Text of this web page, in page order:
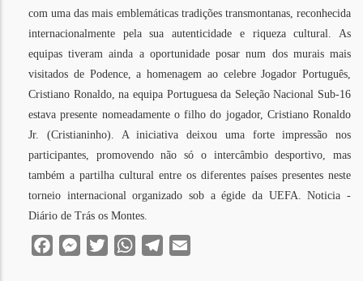
com uma das mais emblemáticas tradições transmontanas, reconhecida
internacionalmente pela sua autenticidade e riqueza cultural. As
equipas tiveram ainda a oportunidade posar num dos murais mais
visitados de Podence, a homenagem ao celebre Jogador Português,
Cristiano Ronaldo, na equipa Portuguesa da Seleção Nacional Sub-16
estava presente nomeadamente o filho do jogador, Cristiano Ronaldo
Jr. (Cristianinho). A iniciativa deixou uma forte impressão nos
participantes, promovendo não só o intercâmbio desportivo, mas
também a partilha cultural entre os diferentes países presentes neste
torneio internacional organizado sob a égide da UEFA. Noticia -
Diário de Trás os Montes.
FacebookMessenger
Twitter WhatsAppTelegram